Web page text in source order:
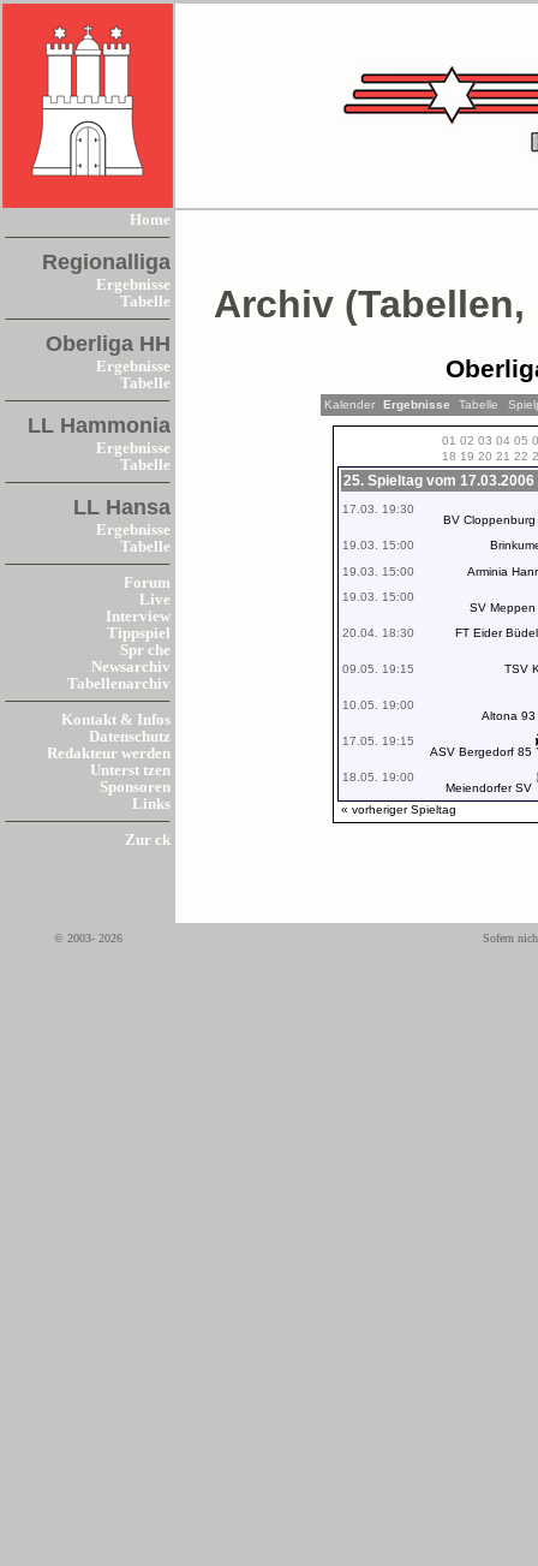
Home
Regionalliga
Ergebnisse
Tabelle
Oberliga HH
Ergebnisse
Tabelle
LL Hammonia
Ergebnisse
Tabelle
LL Hansa
Ergebnisse
Tabelle
Forum
Live
Interview
Tippspiel
Spr che
Newsarchiv
Tabellenarchiv
Kontakt & Infos
Datenschutz
Redakteur werden
Unterst tzen
Sponsoren
Links
Zur ck
Archiv
Kalender Ergebnisse Tabelle
01 02 03 04 05
18 19 20 21 22
25. Spieltag vom
17.03. 19:30
BV Cloppenburg
19.03. 15:00
19.03. 15:00
Arminia
19.03. 15:00
SV Meppen
20.04. 18:30
FT Eider
09.05. 19:15 TSV
10.05. 19:00
Altona 93
17.05. 19:15
ASV Bergedorf 85
18.05. 19:00
Meiendorfer SV
« vorheriger Spieltag
© 2003- 2026 Sofern